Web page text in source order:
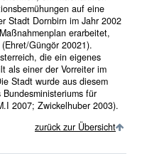
auf eine
Stadt Dornbirn im Jahr 2002
erarbeitet,
Güngör 20021).
die ein eigenes
als einer der Vorreiter im
Stadt wurde aus diesem
für
2007; Zwickelhuber 2003).
zurück zur Übersicht